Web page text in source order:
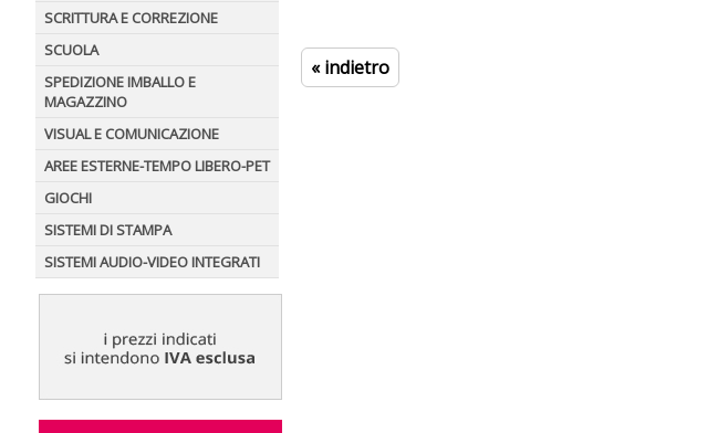
SCRITTURA E CORREZIONE
SCUOLA
SPEDIZIONE IMBALLO E
MAGAZZINO
VISUAL E COMUNICAZIONE
AREE ESTERNE-TEMPO LIBERO-PET
GIOCHI
SISTEMI DI STAMPA
SISTEMI AUDIO-VIDEO INTEGRATI
« indietro